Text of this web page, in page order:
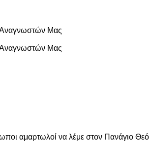
Mας
Mας
αμαρτωλοί να λέμε στον Πανάγιο Θεό